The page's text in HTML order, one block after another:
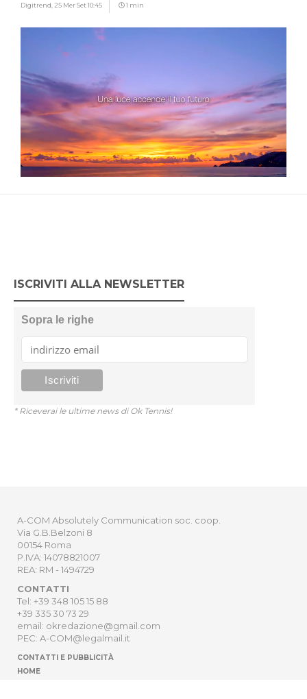
Digitrend, 25 Mer Set 10:45 1 min
ISCRIVITI ALLA NEWSLETTER
Sopra le righe
* Riceverai le ultime news di Ok Tennis!
A-COM Absolutely Communication soc. coop.
Via G.B.Belzoni 8
00154 Roma
P.IVA: 14078821007
REA: RM - 1494729
CONTATTI
Tel: +39 348 105 15 88
+39 335 30 73 29
email: okredazione@gmail.com
PEC: A-COM@legalmail.it
CONTATTI E PUBBLICITÀ
HOME